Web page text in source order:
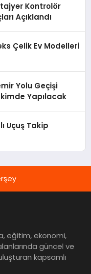
Kontrolör
Açıklandı
Çelik Ev Modelleri
Yolu Geçişi
Yapılacak
Uçuş Takip
eğitim, ekonomi,
güncel ve
kapsamlı